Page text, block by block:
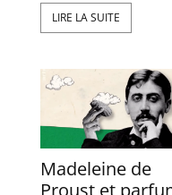
LIRE LA SUITE
Madeleine de